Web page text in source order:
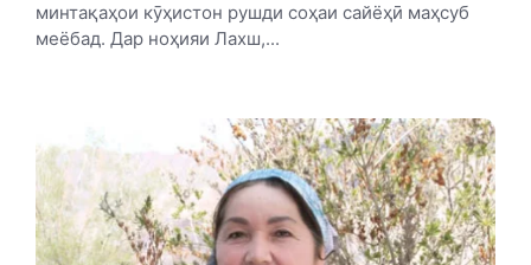
минтақаҳои кӯҳистон рушди соҳаи сайёҳӣ маҳсуб
меёбад. Дар ноҳияи Лахш,...